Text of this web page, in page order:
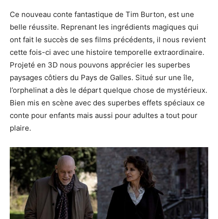
Ce nouveau conte fantastique de Tim Burton, est une
belle réussite. Reprenant les ingrédients magiques qui
ont fait le succès de ses films précédents, il nous revient
cette fois-ci avec une histoire temporelle extraordinaire.
Projeté en 3D nous pouvons apprécier les superbes
paysages côtiers du Pays de Galles. Situé sur une île,
l’orphelinat a dès le départ quelque chose de mystérieux.
Bien mis en scène avec des superbes effets spéciaux ce
conte pour enfants mais aussi pour adultes a tout pour
plaire.